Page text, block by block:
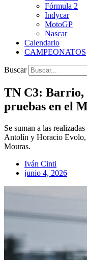
Fórmula 2
Indycar
MotoGP
Nascar
Calendario
CAMPEONATOS
Buscar
TN C3: Barrio,
pruebas en el
Se suman a las
Antolín y Horacio Evolo,
Mouras.
Iván Cinti
junio 4, 2026